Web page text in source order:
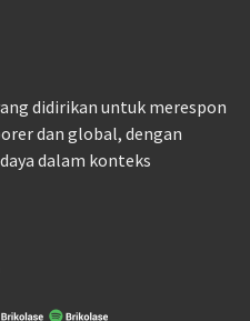
didirikan untuk merespon
dan global, dengan
dalam konteks